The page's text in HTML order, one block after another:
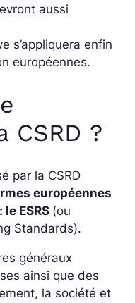
aussi
s’appliquera enfin
européennes.
CSRD ?
par la CSRD
européennes
ESRS (ou
Standards).
généraux
ainsi que des
la société et